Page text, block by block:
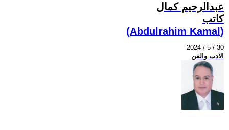
عبدالرحيم كمال
كاتب
(Abdulrahim Kamal)
2024 / 5 / 30
الادب والفن